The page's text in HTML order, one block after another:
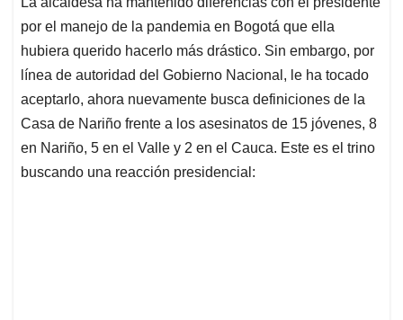
s
A
p
p
b
o
o
k
e
d
I
n
l
a
d
s
por el manejo de la pandemia en Bogotá que ella
hubiera querido hacerlo más drástico. Sin embargo, por
línea de autoridad del Gobierno Nacional, le ha tocado
aceptarlo, ahora nuevamente busca definiciones de la
Casa de Nariño frente a los asesinatos de 15 jóvenes, 8
en Nariño, 5 en el Valle y 2 en el Cauca. Este es el trino
buscando una reacción presidencial: